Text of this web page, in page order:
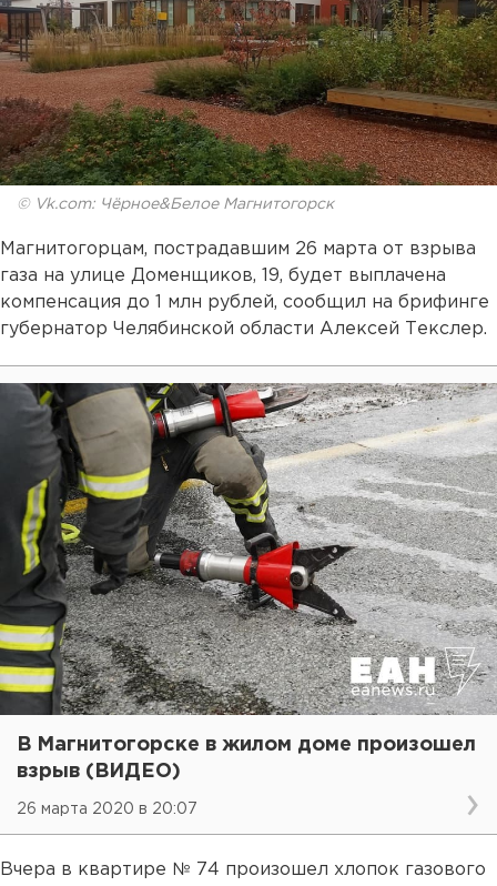
© Vk.com: Чёрное&Белое Магнитогорск
Магнитогорцам, пострадавшим 26 марта от взрыва
газа на улице Доменщиков, 19, будет выплачена
компенсация до 1 млн рублей, сообщил на брифинге
губернатор Челябинской области Алексей Текслер.
В Магнитогорске в жилом доме произошел
взрыв (ВИДЕО)
26 марта 2020 в 20:07
Вчера в квартире № 74 произошел хлопок газового